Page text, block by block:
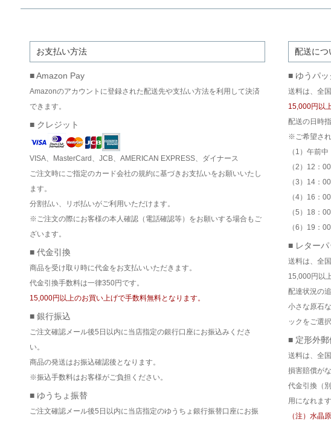
お支払い方法
■ Amazon Pay
Amazonのアカウントに登録された配送先や支払い方法を利用して決済
できます。
■ クレジット
VISA、MasterCard、JCB、AMERICAN EXPRESS、ダイナース
ご注文時にご指定のカード会社の規約に基づきお支払いをお願いいたし
ます。
分割払い、リボ払いがご利用いただけます。
※ご注文の際にお客様の本人確認（電話確認等）をお願いする場合もご
ざいます。
■ 代金引換
商品を受け取り時に代金をお支払いいただきます。
代金引換手数料は一律350円です。
15,000円以上のお買い上げで手数料無料となります。
■ 銀行振込
ご注文確認メール後5日以内に当店指定の銀行口座にお振込みくださ
い。
商品の発送はお振込確認後となります。
※振込手数料はお客様がご負担ください。
■ ゆうちょ振替
ご注文確認メール後5日以内に当店指定のゆうちょ銀行振替口座にお振
配送につ
■ ゆうパッ
送料は、全
15,000円以
配送の日時
※ご希望され
（1）午前中
（2）12：
（3）14：
（4）16：
（5）18：
（6）19：
■ レター
送料は、全
15,000円以
配達状況の
小さな原石
ックをご選
■ 定形外郵
送料は、全
損害賠償が
代金引換（
用になれます
（注）水晶